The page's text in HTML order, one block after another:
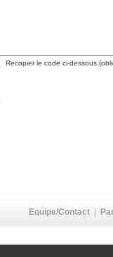
Recopier le code ci-dessous
Equipe/Contact